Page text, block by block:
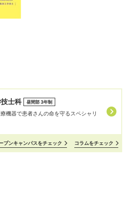
士科 昼間部 3年制
機器で患者さんの命を守るスペシャリ
プンキャンパスをチェック コラムをチェック